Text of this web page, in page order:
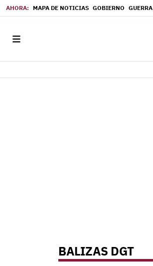
MAPA DE NOTICIAS GOBIERNO GUERRA
BALIZAS DGT